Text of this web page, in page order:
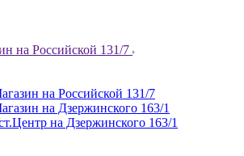
на Российской 131/7
на Российской 131/7
на Дзержинского 163/1
на Дзержинского 163/1